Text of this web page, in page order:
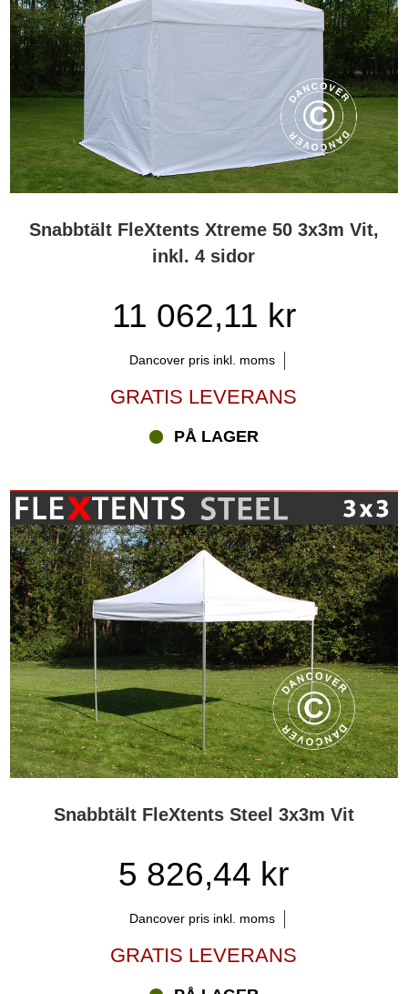
Snabbtält FleXtents Xtreme 50 3x3m Vit,
inkl. 4 sidor
11 062,11 kr
Dancover pris inkl. moms
GRATIS LEVERANS
PÅ LAGER
Snabbtält FleXtents Steel 3x3m Vit
5 826,44 kr
Dancover pris inkl. moms
GRATIS LEVERANS